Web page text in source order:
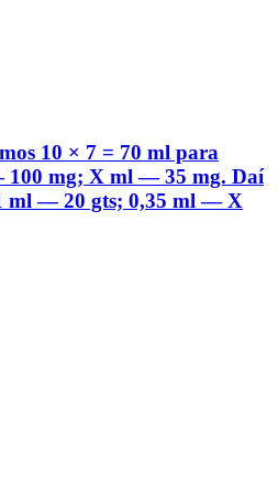
10 × 7 = 70 ml para
100 mg; X ml — 35 mg. Daí
1 ml — 20 gts; 0,35 ml — X